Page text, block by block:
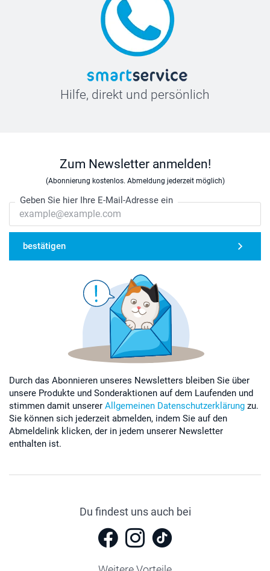
Hilfe, direkt und persönlich
Zum Newsletter anmelden!
(Abonnierung kostenlos. Abmeldung jederzeit möglich)
Geben Sie hier Ihre E-Mail-Adresse ein
bestätigen
Durch das Abonnieren unseres Newsletters bleiben Sie über
unsere Produkte und Sonderaktionen auf dem Laufenden und
stimmen damit unserer Allgemeinen Datenschutzerklärung zu.
Sie können sich jederzeit abmelden, indem Sie auf den
Abmeldelink klicken, der in jedem unserer Newsletter
enthalten ist.
Du findest uns auch bei